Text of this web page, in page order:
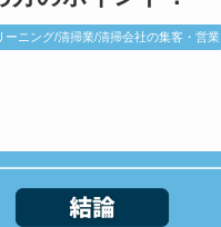
ーニング/清掃業/清掃会社の集客・営業